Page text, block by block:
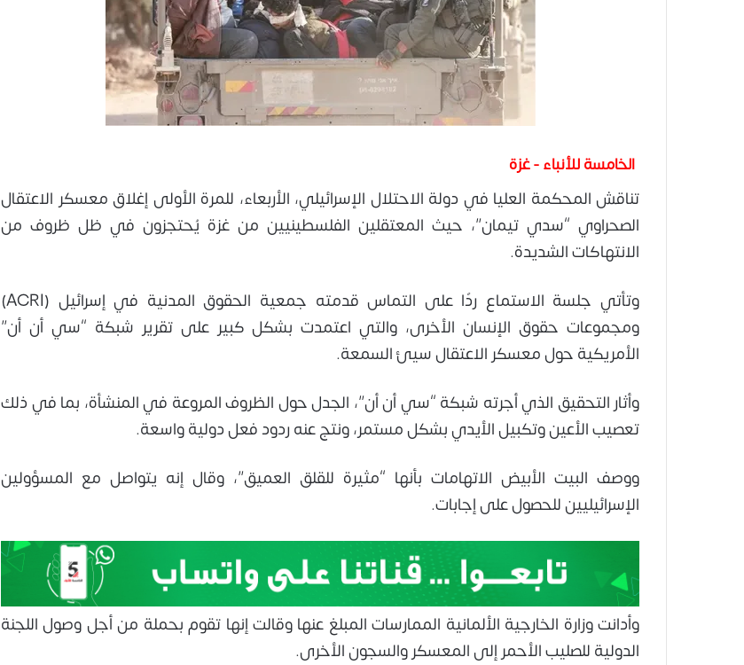
الخامسة للأنباء - غزة
تناقش المحكمة العليا في دولة الاحتلال الإسرائيلي، الأربعاء، للمرة الأولى إغلاق معسكر الاعتقال
الصحراوي “سدي تيمان”، حيث المعتقلين الفلسطينيين من غزة يُحتجزون في ظل ظروف من
الانتهاكات الشديدة.
وتأتي جلسة الاستماع ردًا على التماس قدمته جمعية الحقوق المدنية في إسرائيل (ACRI)
ومجموعات حقوق الإنسان الأخرى، والتي اعتمدت بشكل كبير على تقرير شبكة “سي أن أن”
الأمريكية حول معسكر الاعتقال سيئ السمعة.
وأثار التحقيق الذي أجرته شبكة “سي أن أن”، الجدل حول الظروف المروعة في المنشأة، بما في ذلك
تعصيب الأعين وتكبيل الأيدي بشكل مستمر، ونتج عنه ردود فعل دولية واسعة.
ووصف البيت الأبيض الاتهامات بأنها “مثيرة للقلق العميق”، وقال إنه يتواصل مع المسؤولين
الإسرائيليين للحصول على إجابات.
وأدانت وزارة الخارجية الألمانية الممارسات المبلغ عنها وقالت إنها تقوم بحملة من أجل وصول اللجنة
الدولية للصليب الأحمر إلى المعسكر والسجون الأخرى.